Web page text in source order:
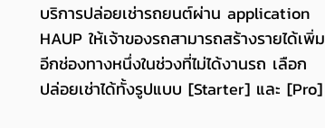
บริการปล่อยเช่ารถยนต์ผ่าน application
HAUP ให้เจ้าของรถสามารถสร้างรายได้เพิ่ม
อีกช่องทางหนึ่งในช่วงที่ไม่ได้งานรถ เลือก
ปล่อยเช่าได้ทั้งรูปแบบ [Starter] และ [Pro]